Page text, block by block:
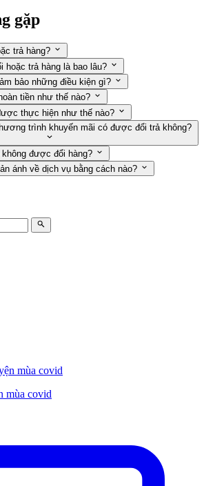
gặp
trả hàng?
hoặc trả hàng là bao lâu?
bảo những điều kiện gì?
tiền như thế nào?
thực hiện như thế nào?
trình khuyến mãi có được đổi trả không?
được đổi hàng?
ánh về dịch vụ bằng cách nào?
mùa covid